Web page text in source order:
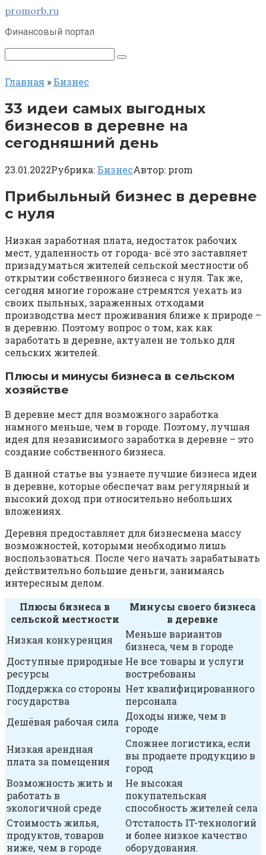
Перейти
контенту
promorb.ru
Финансовый портал
Поиск:
Главная »Бизнес
33 идеи самых выгодных
бизнесов в деревне на
сегодняшний день
23.01.2022Рубрика:БизнесАвтор: prom
Прибыльный бизнес в деревне
с нуля
Низкая заработная плата, недостаток рабочих
мест, удаленность от города- всё это заставляет
призадуматься жителей сельской местности об
открытии собственного бизнеса с нуля. Так же,
сегодня многие горожане стремятся уехать из
своих пыльных, зараженных отходами
производства мест проживания ближе к природе –
в деревню. Поэтому вопрос о том, как как
заработать в деревне, актуален не только для
сельских жителей.
Плюсы и минусы бизнеса в сельском
хозяйстве
В деревне мест для возможного заработка
намного меньше, чем в городе. Поэтому, лучшая
идея для независимого заработка в деревне – это
создание собственного бизнеса.
В данной статье вы узнаете лучшие бизнеса идеи
в деревне, которые обеспечат вам регулярный и
высокий доход при относительно небольших
вложениях.
Деревня предоставляет для бизнесмена массу
возможностей, которыми необходимо лишь
воспользоваться. После чего начать зарабатывать
действительно большие деньги, занимаясь
интересным делом.
Плюсы бизнеса в
сельской местности
Минусы своего бизнеса
в деревне
Низкая конкуренция
Меньше вариантов
бизнеса, чем в городе
Доступные природные
ресурсы
Не все товары и услуги
востребованы
Поддержка со стороны
государства
Нет квалифицированного
персонала
Дешёвая рабочая сила
Доходы ниже, чем в
городе
Низкая арендная
плата за помещения
Сложнее логистика, если
вы продаете продукцию в
город
Возможность жить и
работать в
экологичной среде
Не высокая
покупательская
способность жителей села
Стоимость жилья,
продуктов, товаров
ниже, чем в городе
Отсталость IT-технологий
и более низкое качество
оборудования.